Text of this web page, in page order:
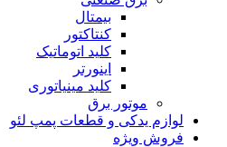
بیمتال
کنتاکتور
کلید اتوماتیک
اینورتر
کلید مینیاتوری
موتور برق
لوازم یدکی و قطعات پمپ لئو
فروش ویژه